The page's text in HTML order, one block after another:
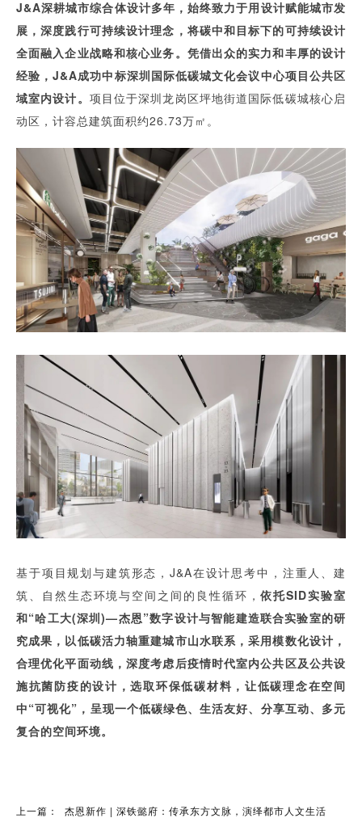
J&A深耕城市综合体设计多年，始终致力于用设计赋能城市发
展，深度践行可持续设计理念，将碳中和目标下的可持续设计
全面融入企业战略和核心业务。凭借出众的实力和丰厚的设计
经验，J&A成功中标深圳国际低碳城文化会议中心项目公共区
域室内设计。 项目位于深圳龙岗区坪地街道国际低碳城核心启
动区，计容总建筑面积约26.73万㎡。
基于项目规划与建筑形态，J&A在设计思考中，注重人、建
筑、自然生态环境与空间之间的良性循环，依托SID实验室
和“哈工大(深圳)—杰恩”数字设计与智能建造联合实验室的研
究成果，以低碳活力轴重建城市山水联系，采用模数化设计，
合理优化平面动线，深度考虑后疫情时代室内公共区及公共设
施抗菌防疫的设计，选取环保低碳材料，让低碳理念在空间
中“可视化”，呈现一个低碳绿色、生活友好、分享互动、多元
复合的空间环境。
上一篇：
杰恩新作 | 深铁懿府：传承东方文脉，演绎都市人文生活